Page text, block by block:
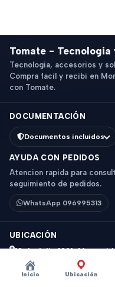
Inicio Ubicación
Tomate - Tecnologia
Tecnologia, accesorios y
Compra facil y recibi en
con Tomate.
DOCUMENTACIÓN
Documentos incluidos
AYUDA CON PEDIDOS
Atencion rapida para
seguimiento de pedidos.
WhatsApp 096995313
UBICACIÓN
18 de Julio 1831,
Horario: 9 a 18 hs